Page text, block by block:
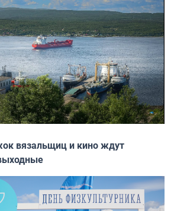
вязальщиц и кино ждут